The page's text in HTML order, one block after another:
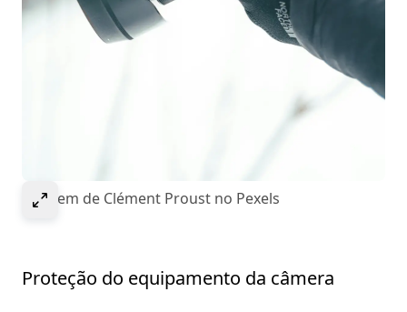
Selecione para expandir a imagem
Imagem de Clément Proust no Pexels
Proteção do equipamento da câmera